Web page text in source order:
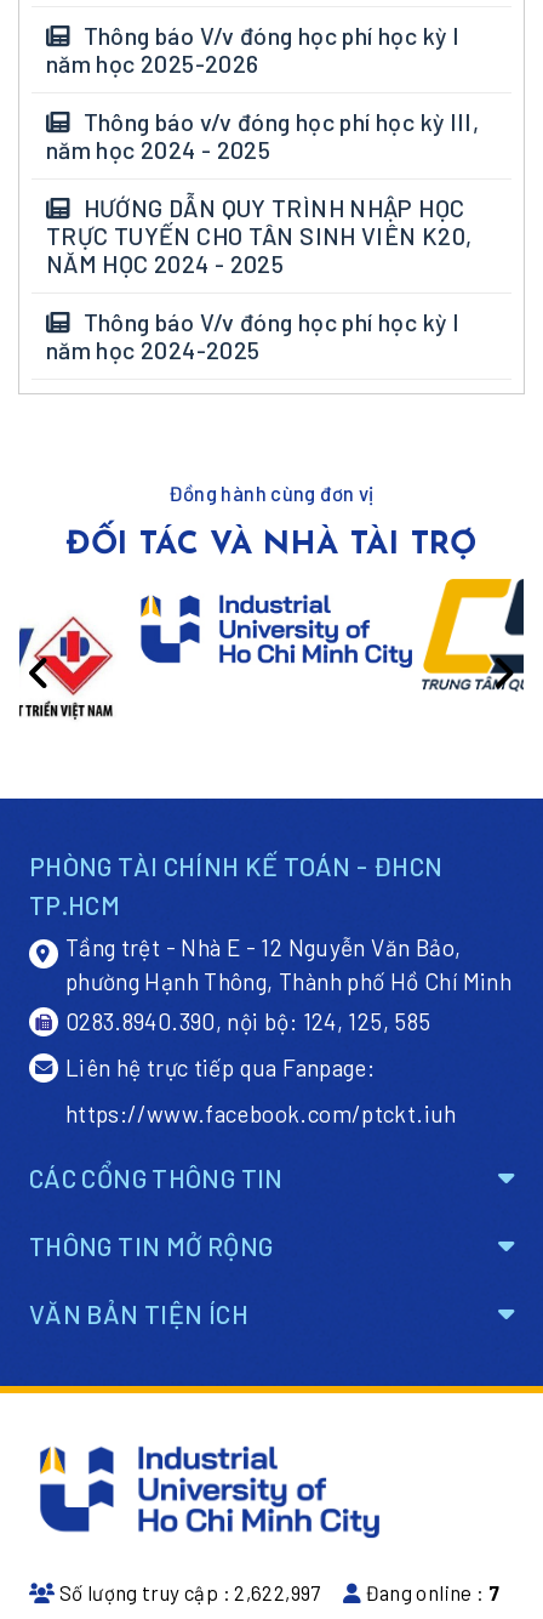
Thông báo V/v đóng học phí học kỳ I
năm học 2025-2026
Thông báo v/v đóng học phí học kỳ III,
năm học 2024 - 2025
HƯỚNG DẪN QUY TRÌNH NHẬP HỌC
TRỰC TUYẾN CHO TÂN SINH VIÊN K20,
NĂM HỌC 2024 - 2025
Thông báo V/v đóng học phí học kỳ I
năm học 2024-2025
Đồng hành cùng đơn vị
ĐỐI TÁC VÀ NHÀ TÀI TRỢ
PHÒNG TÀI CHÍNH KẾ TOÁN - ĐHCN
TP.HCM
Tầng trệt - Nhà E - 12 Nguyễn Văn Bảo,
phường Hạnh Thông, Thành phố Hồ Chí Minh
0283.8940.390, nội bộ: 124, 125, 585
Liên hệ trực tiếp qua Fanpage:
https://www.facebook.com/ptckt.iuh
CÁC CỔNG THÔNG TIN
THÔNG TIN MỞ RỘNG
VĂN BẢN TIỆN ÍCH
Số lượng truy cập :2,622,997 Đang online : 7